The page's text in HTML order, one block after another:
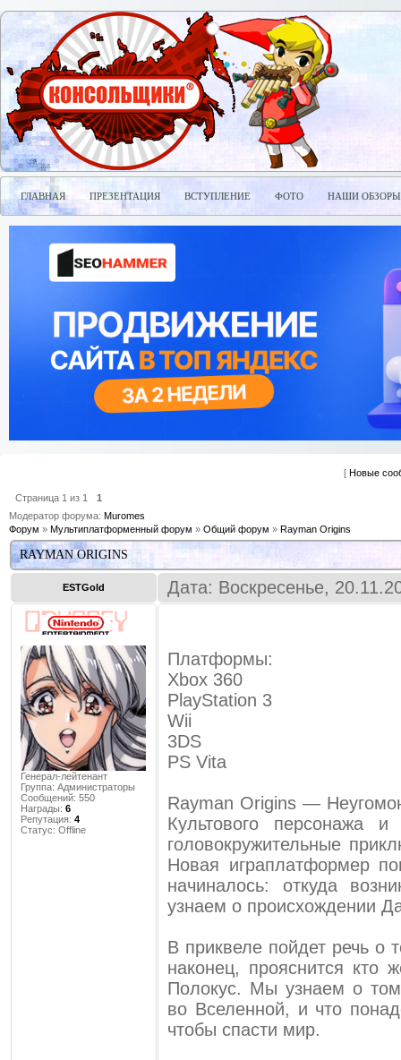
ГЛАВНАЯ ПРЕЗЕНТАЦИЯ ВСТУПЛЕНИЕ ФОТО НАШИ ОБЗОРЫ
[ Новые
Страница 1 из 1
1
Модератор форума: Muromes
Форум » Мультиплатформенный форум » Общий форум » Rayman Origins
RAYMAN ORIGINS
ESTGold Дата: Воскресенье,
Генерал-лейтенант
Группа: Администраторы
Сообщений: 550
Награды: 6
Репутация: 4
Статус: Offline
Платформы:
Xbox 360
PlayStation 3
Wii
3DS
PS Vita
Rayman Origins —
Культового персонажа
головокружительные
Новая играплатформер
начиналось: откуда
узнаем о происхождении
В приквеле пойдет речь о
наконец, прояснится кто
Полокус. Мы узнаем о
во Вселенной, и что
чтобы спасти мир.